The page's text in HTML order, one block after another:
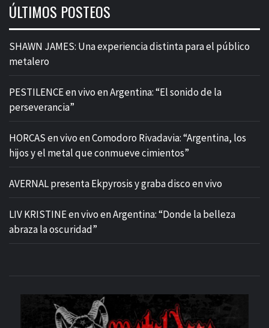
ÚLTIMOS POSTEOS
SHAWN JAMES: Una experiencia distinta para el público
metalero
PESTILENCE en vivo en Argentina: “El sonido de la
perseverancia”
HORCAS en vivo en Comodoro Rivadavia: “Argentina, los
hijos y el metal que conmueve cimientos”
AVERNAL presenta Ekpyrosis y graba disco en vivo
LIV KRISTINE en vivo en Argentina: “Donde la belleza
abraza la oscuridad”